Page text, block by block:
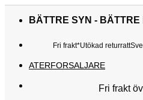
BÄTTRE SYN -
Fri frakt*Utökad returratt
ATERFORSALJARE
Fri frakt